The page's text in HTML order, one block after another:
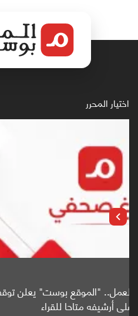
اختيار المحرر
باحثون من اليمن يدخلون سباق
واعدة منشورة عالميا (ترجمة)